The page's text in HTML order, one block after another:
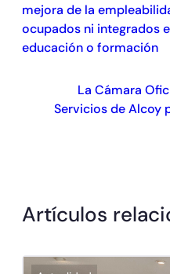
mejora de la
ocupados ni integrados
educación o formación
La Cámara
Servicios de Alcoy
Artículos